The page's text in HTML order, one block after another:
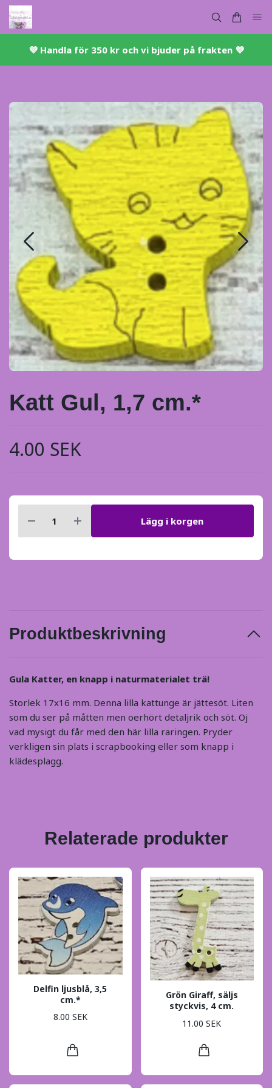
💜 ​Handla för 350 kr och vi bjuder på frakten 💜​
Katt Gul, 1,7 cm.*
4.00 SEK
Lägg i korgen
Produktbeskrivning
Gula Katter, en knapp i naturmaterialet trä!
Storlek 17x16 mm. Denna lilla kattunge är jättesöt. Liten
som du ser på måtten men oerhört detaljrik och söt. Oj
vad mysigt du får med den här lilla raringen. Pryder
verkligen sin plats i scrapbooking eller som knapp i
klädesplagg.
Relaterade produkter
Delfin ljusblå, 3,5
cm.*
8.00 SEK
Grön Giraff, säljs
styckvis, 4 cm.
11.00 SEK